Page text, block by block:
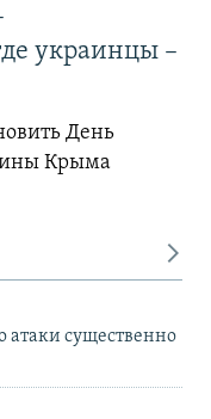
украинцы –
День
Крыма
атаки существенно